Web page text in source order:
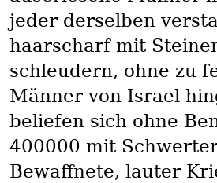
jeder derselben
haarscharf mit
schleudern, ohne zu
Männer von Israel
beliefen sich ohne
400000 mit
Bewaffnete, lauter